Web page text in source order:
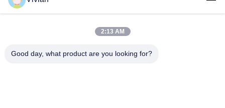
Dapatkan Harga Terbaik
hidrolik HM400-2 HM350-
2
Dapatkan Harga Terbaik
2:13 AM
Good day, what product are you looking for?